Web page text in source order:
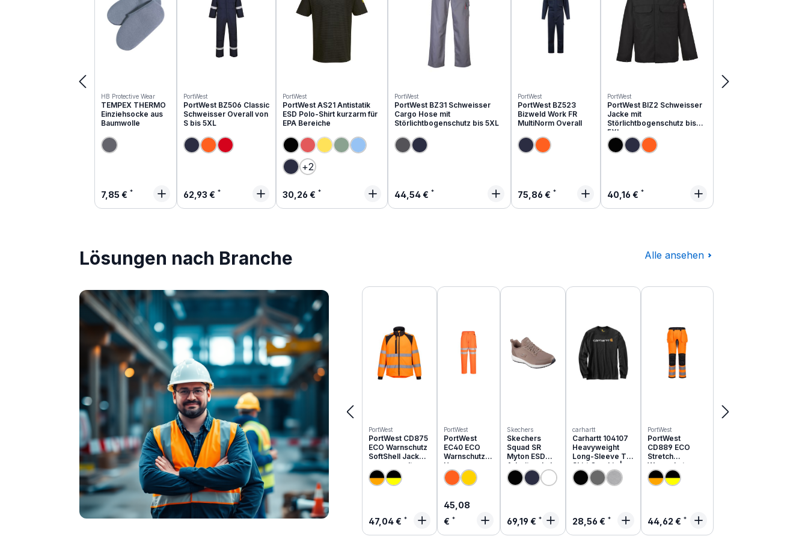
HB Protective Wear
TEMPEX THERMO
Einziehsocke aus
Baumwolle
Regulärer Preis:
7,85 €
PortWest
PortWest BZ506 Classic
Schweisser Overall von
S bis 5XL
Regulärer Preis:
62,93 €
PortWest
PortWest AS21 Antistatik
ESD Polo-Shirt kurzarm für
EPA Bereiche
(Diese Option ist zurzeit nicht verfügbar.)
(Diese Option ist zurzeit nicht verfügbar.)
(Diese Option ist zurzeit nicht verfügbar.)
+2
Regulärer Preis:
30,26 €
PortWest
PortWest BZ31 Schweisser
Cargo Hose mit
Störlichtbogenschutz bis 5XL
Regulärer Preis:
44,54 €
PortWest
PortWest BZ523
Bizweld Work FR
MultiNorm Overall
Regulärer Preis:
75,86 €
PortWest
PortWest BIZ2 Schweisser
Jacke mit
Störlichtbogenschutz bis
5XL
Regulärer Preis:
40,16 €
Lösungen nach Branche Alle ansehen
Produktgalerie überspringen
PortWest
PortWest CD875
ECO Warnschutz
SoftShell Jacke
aus recyceltem
PES
Regulärer Preis:
47,04 €
PortWest
PortWest
EC40 ECO
Warnschutz
Hose aus
recyceltem
PES
Regulärer Preis:
45,08
€
Skechers
Skechers
Squad SR
Myton ESD
Arbeitsschuhe
O1 | 200051EC
Regulärer Preis:
69,19 €
carhartt
Carhartt 104107
Heavyweight
Long-Sleeve T-
Shirt Graphic |
relaxed fit
Regulärer Preis:
28,56 €
PortWest
PortWest
CD889 ECO
Stretch
Warnschutz
Hose aus
recyceltem PES
Regulärer Preis:
44,62 €